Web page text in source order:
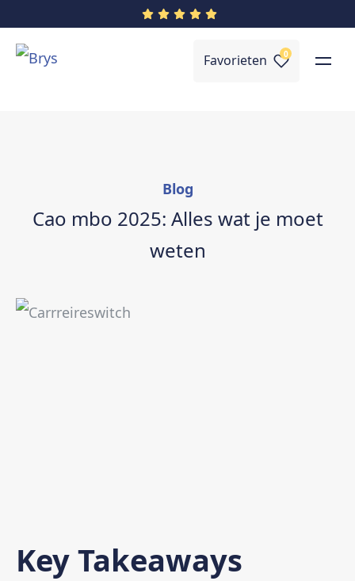
Favorieten 0
Blog
Cao mbo 2025: Alles wat je moet
weten
Key Takeaways